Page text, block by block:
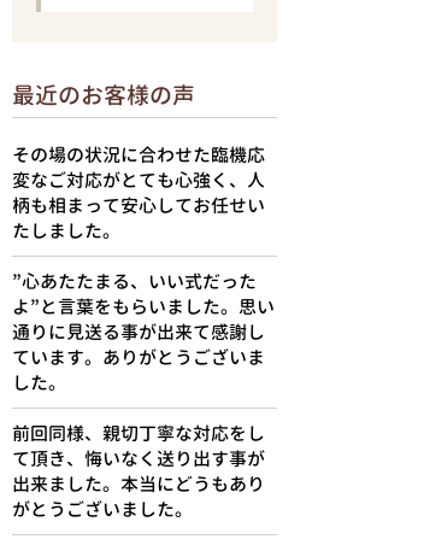
最近のお客様の声
その場の状況に合わせた臨機応
変なご対応がとても心強く、人
柄も相まって安心してお任せい
たしました。
”心あたたまる、いい式だった
よ”と言葉をもらいました。思い
通りに見送る事が出来て感謝し
ています。ありがとうございま
した。
前回同様、親切丁寧な対応をし
て頂き、悔いなく送り出す事が
出来ました。本当にどうもあり
がとうございました。